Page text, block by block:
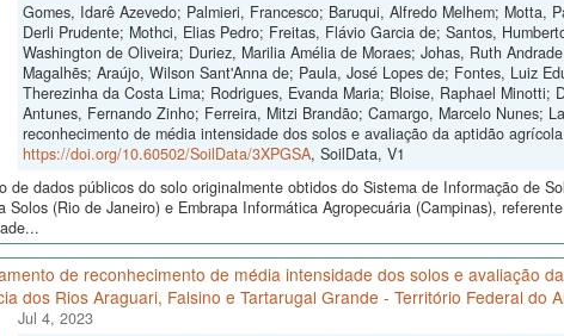
Gomes, Idarê Azevedo; Palmieri, Francesco; Baruqui, Alfredo Melhem; Motta,
Derli Prudente; Mothci, Elias Pedro; Freitas, Flávio Garcia de; Santos,
Washington de Oliveira; Duriez, Marilia Amélia de Moraes; Johas, Ruth
Magalhẽs; Araújo, Wilson Sant'Anna de; Paula, José Lopes de; Fontes, Luiz
Therezinha da Costa Lima; Rodrigues, Evanda Maria; Bloise, Raphael Minotti;
Antunes, Fernando Zinho; Ferreira, Mitzi Brandão; Camargo, Marcelo Nunes;
reconhecimento de média intensidade dos solos e avaliação da aptidão
https://doi.org/10.60502/SoilData/3XPGSA, SoilData, V1
de dados públicos do solo originalmente obtidos do Sistema de Informação de
Solos (Rio de Janeiro) e Embrapa Informática Agropecuária (Campinas),
de reconhecimento de média intensidade dos solos e avaliação
dos Rios Araguari, Falsino e Tartarugal Grande - Território Federal do
Jul 4, 2023